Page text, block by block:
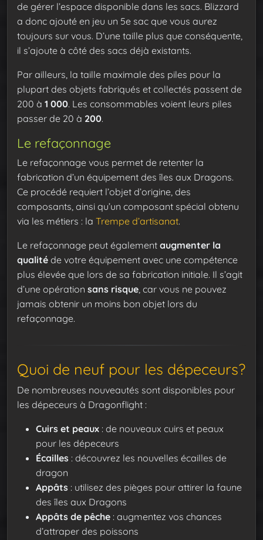
de gérer l’espace disponible dans les sacs. Blizzard
a donc ajouté en jeu un 5e sac que vous aurez
toujours sur vous. D’une taille plus que conséquente,
il s’ajoute à côté des sacs déjà existants.
Par ailleurs, la taille maximale des piles pour la
plupart des objets fabriqués et collectés passent de
200 à 1 000. Les consommables voient leurs piles
passer de 20 à 200.
Le refaçonnage
Le refaçonnage vous permet de retenter la
fabrication d’un équipement des îles aux Dragons.
Ce procédé requiert l’objet d’origine, des
composants, ainsi qu’un composant spécial obtenu
via les métiers : la Trempe d’artisanat.
Le refaçonnage peut également augmenter la
qualité de votre équipement avec une compétence
plus élevée que lors de sa fabrication initiale. Il s’agit
d’une opération sans risque, car vous ne pouvez
jamais obtenir un moins bon objet lors du
refaçonnage.
Quoi de neuf pour les dépeceurs?
De nombreuses nouveautés sont disponibles pour
les dépeceurs à Dragonflight :
Cuirs et peaux : de nouveaux cuirs et peaux
pour les dépeceurs
Écailles : découvrez les nouvelles écailles de
dragon
Appâts : utilisez des pièges pour attirer la faune
des îles aux Dragons
Appâts de pêche : augmentez vos chances
d’attraper des poissons